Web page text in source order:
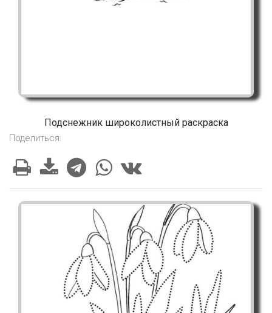
Подснежник широколистный раскраска
Поделиться: